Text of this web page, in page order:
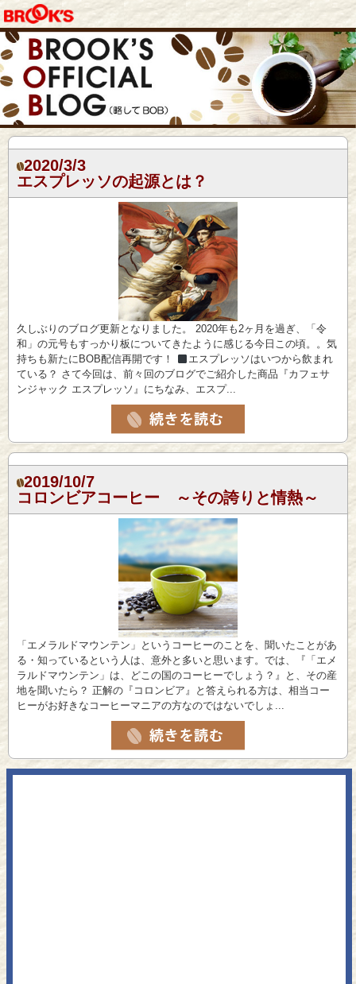
2020/3/3
エスプレッソの起源とは？
久しぶりのブログ更新となりました。 2020年も2ヶ月を過ぎ、「令
和」の元号もすっかり板についてきたように感じる今日この頃。。気
持ちも新たにBOB配信再開です！
エスプレッソはいつから飲まれ
ている？ さて今回は、前々回のブログでご紹介した商品『カフェサ
ンジャック エスプレッソ』にちなみ、エスプ...
2019/10/7
コロンビアコーヒー ～その誇りと情熱～
「エメラルドマウンテン」というコーヒーのことを、聞いたことがあ
る・知っているという人は、意外と多いと思います。では、『「エメ
ラルドマウンテン」は、どこの国のコーヒーでしょう？』と、その産
地を聞いたら？ 正解の『コロンビア』と答えられる方は、相当コー
ヒーがお好きなコーヒーマニアの方なのではないでしょ...